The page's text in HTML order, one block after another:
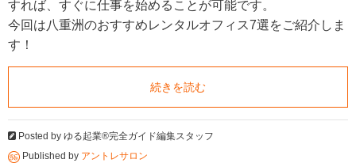
すれば、すぐに仕事を始めることが可能です。
今回は八重洲のおすすめレンタルオフィス7選をご紹介しま
す！
続きを読む
Posted by ゆる起業®完全ガイド編集スタッフ
Published by アントレサロン